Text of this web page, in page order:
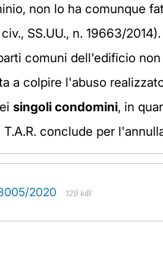
non lo ha comunque
SS.UU., n. 19663/2014).
comuni dell'edificio
a colpire l'abuso
singoli condomini, in
conclude per
2020 129 kiB